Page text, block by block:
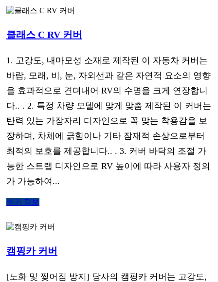
클래스 C RV 커버
1. 고강도, 내마모성 소재로 제작된 이 자동차 커버는
바람, 모래, 비, 눈, 자외선과 같은 자연적 요소의 영향
을 효과적으로 견뎌내어 RV의 수명을 크게 연장합니
다.. . 2. 특정 차량 모델에 맞게 맞춤 제작된 이 커버는
탄력 있는 가장자리 디자인으로 꼭 맞는 착용감을 보
장하며, 차체에 긁힘이나 기타 잠재적 손상으로부터
최적의 보호를 제공합니다.. . 3. 커버 바닥의 조절 가
능한 스트랩 디자인으로 RV 높이에 따라 사용자 정의
가 가능하여...
추가 정보
캠핑카 커버
[노화 및 찢어짐 방지] 당사의 캠핑카 커버는 고강도,